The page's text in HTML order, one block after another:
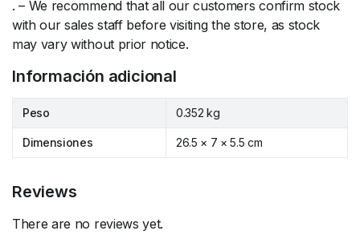
. – We recommend that all our customers confirm stock
with our sales staff before visiting the store, as stock
may vary without prior notice.
Información adicional
Peso 0.352 kg
Dimensiones 26.5 × 7 × 5.5 cm
Reviews
There are no reviews yet.